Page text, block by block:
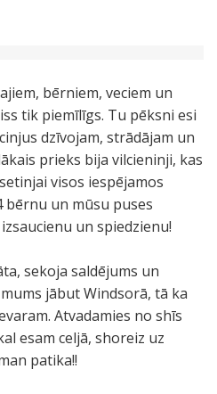
bērniem, veciem un
tik piemīlīgs. Tu pēksni esi
dzīvojam, strādājam un
prieks bija vilcieninji, kas
visos iespējamos
bērnu un mūsu puses
un spiedzienu!
sekoja saldējums un
jābut Windsorā, tā ka
Atvadamies no shīs
esam celjā, shoreiz uz
patika!!